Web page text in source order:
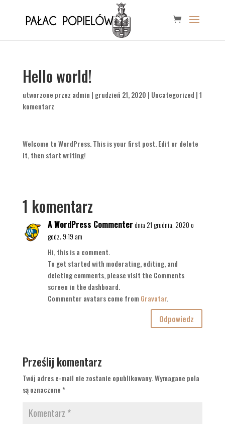
Hello world!
utworzone przez admin | grudzień 21, 2020 | Uncategorized |1
komentarz
Welcome to WordPress. This is your first post. Edit or delete
it, then start writing!
1 komentarz
A WordPress Commenterdnia 21 grudnia, 2020 o
godz. 9:19 am
Hi, this is a comment.
To get started with moderating, editing, and
deleting comments, please visit the Comments
screen in the dashboard.
Commenter avatars come from Gravatar.
Odpowiedz
Prześlij komentarz
Twój adres e-mail nie zostanie opublikowany.Wymagane pola
są oznaczone*